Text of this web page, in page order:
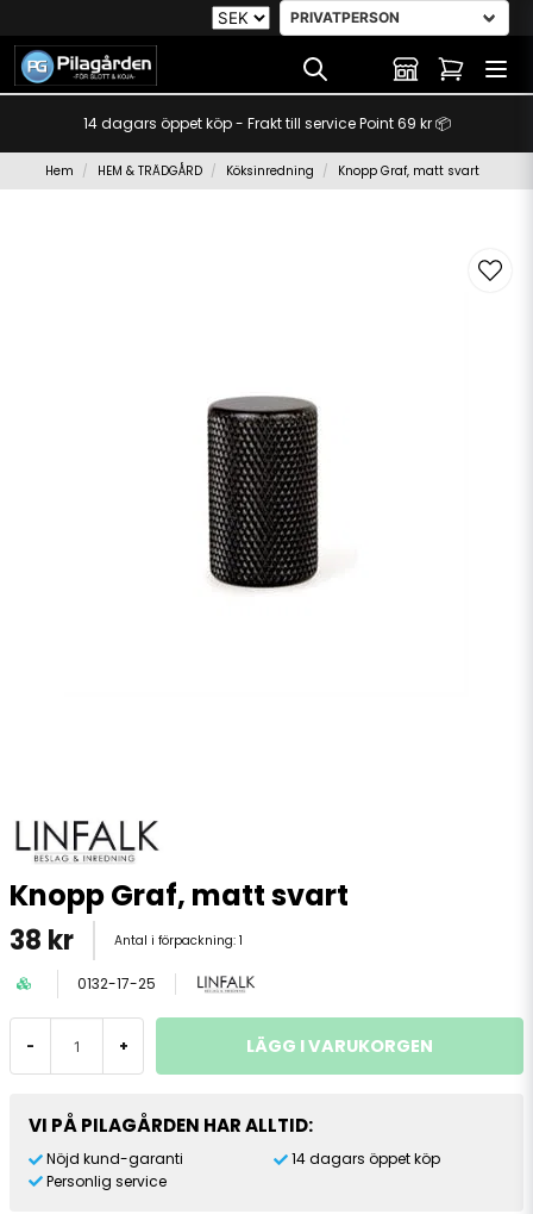
14 dagars öppet köp - Frakt till service Point 69 kr 📦
Hem HEM & TRÄDGÅRD Köksinredning Knopp Graf, matt svart
Knopp Graf, matt svart
38 kr Antal i förpackning: 1
0132-17-25
- + LÄGG I VARUKORGEN
VI PÅ PILAGÅRDEN HAR ALLTID:
Nöjd kund-garanti
Personlig service
14 dagars öppet köp